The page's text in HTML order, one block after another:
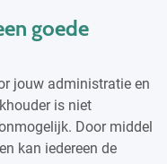
goede
jouw administratie en
is niet
Door middel
kan iedereen de